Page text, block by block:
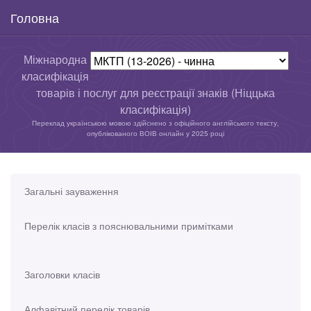
Головна
Міжнародна
класифікація
товарів і послуг для реєстрації знаків (Ніццька
класифікація)
Переклад українською мовою здійснено з офіційного англійського тексту,
опублікованого ВОІВ онлайн у 2025 році
Загальні зауваження
Перелік класів з пояснювальними примітками
Заголовки класів